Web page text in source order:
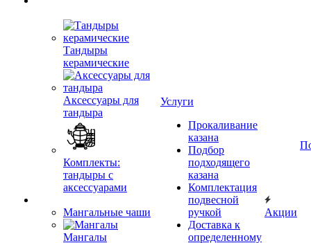
Тандыры
керамические
Аксессуары для
тандыра
Комплекты:
тандыры с
аксессуарами
Мангальные чаши
Мангалы
Услуги
Прокаливание
казана
Подбор
подходящего
казана
Комплектация
подвесной
ручкой
Доставка к
определенному
Акции